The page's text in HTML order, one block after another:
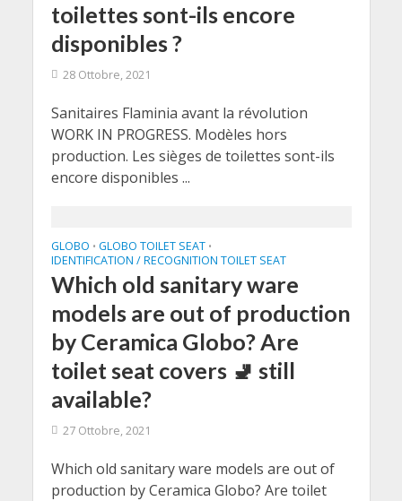
toilettes sont-ils encore
disponibles ?
28 Ottobre, 2021
Sanitaires Flaminia avant la révolution
WORK IN PROGRESS. Modèles hors
production. Les sièges de toilettes sont-ils
encore disponibles ...
GLOBO • GLOBO TOILET SEAT •
IDENTIFICATION / RECOGNITION TOILET SEAT
Which old sanitary ware
models are out of production
by Ceramica Globo? Are
toilet seat covers 🚽 still
available?
27 Ottobre, 2021
Which old sanitary ware models are out of
production by Ceramica Globo? Are toilet